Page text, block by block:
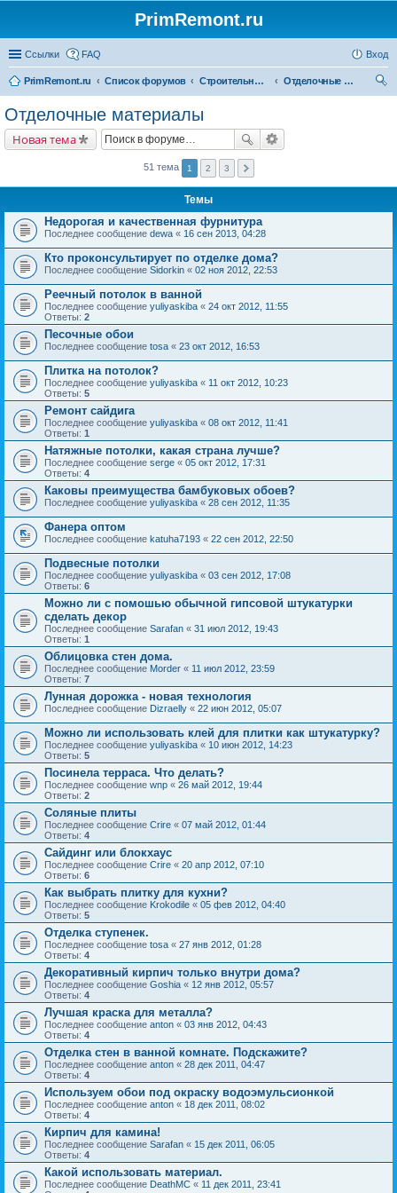
PrimRemont.ru
Ссылки FAQ Вход
PrimRemont.ru Список форумов Строительные материалы
Отделочные материалы
Отделочные материалы
Новая тема
51 тема 1 2 3
Темы
Недорогая и качественная фурнитура
Последнее сообщение dewa « 16 сен 2013, 04:28
Кто проконсультирует по отделке дома?
Последнее сообщение Sidorkin « 02 ноя 2012, 22:53
Реечный потолок в ванной
Последнее сообщение yuliyaskiba « 24 окт 2012, 11:55
Ответы: 2
Песочные обои
Последнее сообщение tosa « 23 окт 2012, 16:53
Плитка на потолок?
Последнее сообщение yuliyaskiba « 11 окт 2012, 10:23
Ответы: 5
Ремонт сайдига
Последнее сообщение yuliyaskiba « 08 окт 2012, 11:41
Ответы: 1
Натяжные потолки, какая страна лучше?
Последнее сообщение serge « 05 окт 2012, 17:31
Ответы: 4
Каковы преимущества бамбуковых обоев?
Последнее сообщение yuliyaskiba « 28 сен 2012, 11:35
Фанера оптом
Последнее сообщение katuha7193 « 22 сен 2012, 22:50
Подвесные потолки
Последнее сообщение yuliyaskiba « 03 сен 2012, 17:08
Ответы: 6
Можно ли с помошью обычной гипсовой штукатурки
сделать декор
Последнее сообщение Sarafan « 31 июл 2012, 19:43
Ответы: 1
Облицовка стен дома.
Последнее сообщение Morder « 11 июл 2012, 23:59
Ответы: 7
Лунная дорожка - новая технология
Последнее сообщение Dizraelly « 22 июн 2012, 05:07
Можно ли использовать клей для плитки как штукатурку?
Последнее сообщение yuliyaskiba « 10 июн 2012, 14:23
Ответы: 5
Посинела терраса. Что делать?
Последнее сообщение wnp « 26 май 2012, 19:44
Ответы: 2
Соляные плиты
Последнее сообщение Crire « 07 май 2012, 01:44
Ответы: 4
Cайдинг или блокхаус
Последнее сообщение Crire « 20 апр 2012, 07:10
Ответы: 6
Как выбрать плитку для кухни?
Последнее сообщение Krokodile « 05 фев 2012, 04:40
Ответы: 5
Отделка ступенек.
Последнее сообщение tosa « 27 янв 2012, 01:28
Ответы: 4
Декоративный кирпич только внутри дома?
Последнее сообщение Goshia « 12 янв 2012, 05:57
Ответы: 4
Лучшая краска для металла?
Последнее сообщение anton « 03 янв 2012, 04:43
Ответы: 4
Отделка стен в ванной комнате. Подскажите?
Последнее сообщение anton « 28 дек 2011, 04:47
Ответы: 4
Используем обои под окраску водоэмульсионкой
Последнее сообщение anton « 18 дек 2011, 08:02
Ответы: 4
Кирпич для камина!
Последнее сообщение Sarafan « 15 дек 2011, 06:05
Ответы: 4
Какой использовать материал.
Последнее сообщение DeathMC « 11 дек 2011, 23:41